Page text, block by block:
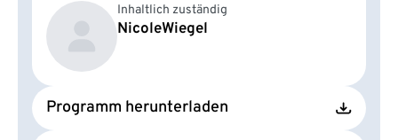
Inhaltlich zuständig
NicoleWiegel
Programm herunterladen